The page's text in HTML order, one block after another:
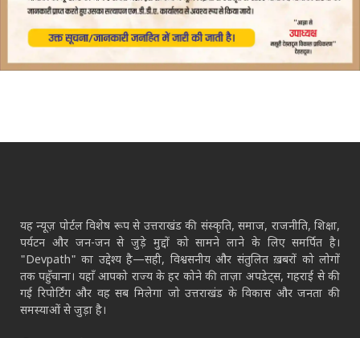
यह न्यूज़ पोर्टल विशेष रूप से उत्तराखंड की संस्कृति, समाज, राजनीति, शिक्षा,
पर्यटन और जन-जन से जुड़े मुद्दों को सामने लाने के लिए समर्पित है।
"Devpath" का उद्देश्य है—सही, विश्वसनीय और संतुलित ख़बरों को लोगों
तक पहुँचाना। यहाँ आपको राज्य के हर कोने की ताज़ा अपडेट्स, गहराई से की
गई रिपोर्टिंग और वह सब मिलेगा जो उत्तराखंड के विकास और जनता की
समस्याओं से जुड़ा है।